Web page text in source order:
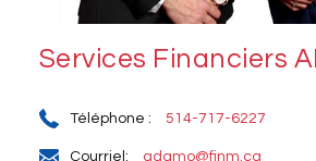
Services Financiers
Téléphone : 514-717-6227
Courriel: adamo@finm.ca